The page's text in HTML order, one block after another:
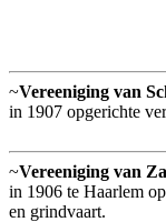
~Vereeniging van
in 1907 opgerichte
~Vereeniging van
in 1906 te Haarlem
en grindvaart.